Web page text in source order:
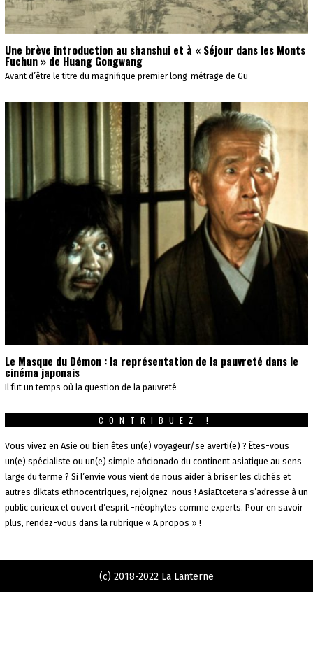
Une brève introduction au shanshui et à « Séjour dans les Monts
Fuchun » de Huang Gongwang
Avant d’être le titre du magnifique premier long-métrage de Gu
Le Masque du Démon : la représentation de la pauvreté dans le
cinéma japonais
Il fut un temps où la question de la pauvreté
CONTRIBUEZ !
Vous vivez en Asie ou bien êtes un(e) voyageur/se averti(e) ? Êtes-vous
un(e) spécialiste ou un(e) simple aficionado du continent asiatique au sens
large du terme ? Si l’envie vous vient de nous aider à briser les clichés et
autres diktats ethnocentriques, rejoignez-nous ! AsiaEtcetera s’adresse à un
public curieux et ouvert d’esprit -néophytes comme experts. Pour en savoir
plus, rendez-vous dans la rubrique « A propos » !
(c) 2018-2022 La Lanterne